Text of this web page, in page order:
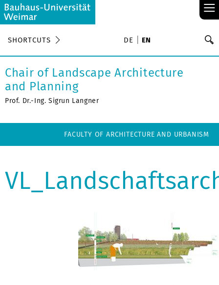
≡
SHORTCUTS DE EN
Chair of Landscape Architecture
and Planning
Prof. Dr.-Ing. Sigrun Langner
FACULTY OF ARCHITECTURE AND URBANISM